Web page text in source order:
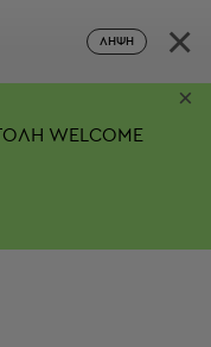
ΛΉΨΗ ×
WELCOME
×